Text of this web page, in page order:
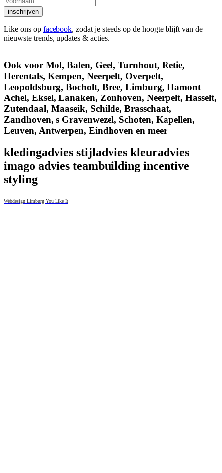
Like ons op facebook, zodat je steeds op de hoogte blijft van de
nieuwste trends, updates & acties.
Ook voor Mol, Balen, Geel, Turnhout, Retie,
Herentals, Kempen, Neerpelt, Overpelt,
Leopoldsburg, Bocholt, Bree, Limburg, Hamont
Achel, Eksel, Lanaken, Zonhoven, Neerpelt, Hasselt,
Zutendaal, Maaseik, Schilde, Brasschaat,
Zandhoven, s Gravenwezel, Schoten, Kapellen,
Leuven, Antwerpen, Eindhoven en meer
kledingadvies stijladvies kleuradvies
imago advies teambuilding incentive
styling
Webdesign Limburg You Like It